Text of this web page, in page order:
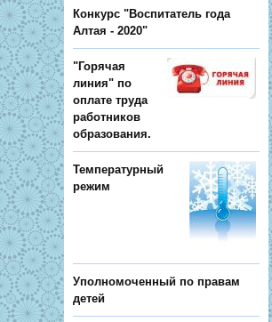
Конкурс "Воспитатель года
Алтая - 2020"
"Горячая
линия" по
оплате труда
работников
образования.
Температурный
режим
Уполномоченный по правам
детей